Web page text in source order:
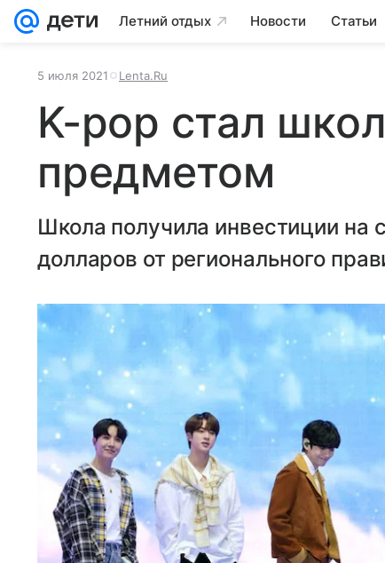
Летний отдых Новости Статьи
5 июля 2021 Lenta.Ru
K-pop стал
предметом
Школа получила инвестиции на
долларов от регионального